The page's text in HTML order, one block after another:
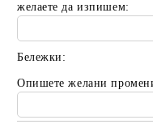
желаете да изпишем:
Бележки:
Опишете желани